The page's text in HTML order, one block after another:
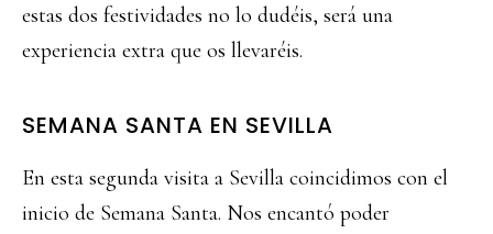
estas dos festividades no lo dudéis, será una
experiencia extra que os llevaréis.
SEMANA SANTA EN SEVILLA
En esta segunda visita a Sevilla coincidimos con el
inicio de Semana Santa. Nos encantó poder